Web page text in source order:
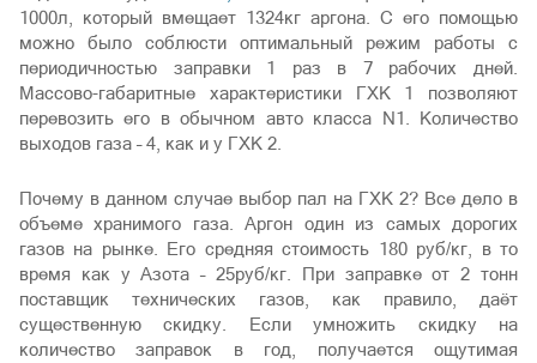
1000л, который вмещает 1324кг аргона. С его помощью
можно было соблюсти оптимальный режим работы с
периодичностью заправки 1 раз в 7 рабочих дней.
Массово-габаритные характеристики ГХК 1 позволяют
перевозить его в обычном авто класса N1. Количество
выходов газа – 4, как и у ГХК 2.
Почему в данном случае выбор пал на ГХК 2? Все дело в
объеме хранимого газа. Аргон один из самых дорогих
газов на рынке. Его средняя стоимость 180 руб/кг, в то
время как у Азота – 25руб/кг. При заправке от 2 тонн
поставщик технических газов, как правило, даёт
существенную скидку. Если умножить скидку на
количество заправок в год, получается ощутимая